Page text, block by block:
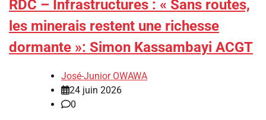
RDC – Infrastructures : « Sans routes,
les minerais restent une richesse
dormante »: Simon Kassambayi ACGT
José-Junior OWAWA
24 juin 2026
0